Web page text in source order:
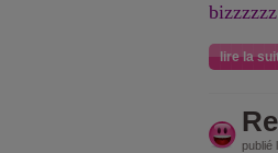
bizzzzzz
lire la
publié